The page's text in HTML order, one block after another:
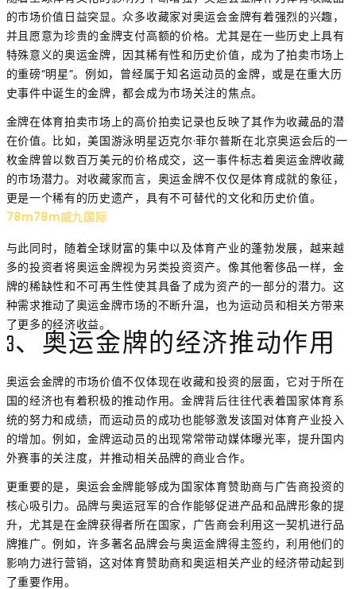
的市场价值日益突显。众多收藏家对奥运会金牌有着强烈的兴趣，
并且愿意为珍贵的金牌支付高额的价格。尤其是在一些历史上具有
特殊意义的奥运金牌，因其稀有性和历史价值，成为了拍卖市场上
的重磅“明星”。例如，曾经属于知名运动员的金牌，或是在重大历
史事件中诞生的金牌，都会成为市场关注的焦点。
金牌在体育拍卖市场上的高价拍卖记录也反映了其作为收藏品的潜
在价值。比如，美国游泳明星迈克尔·菲尔普斯在北京奥运会后的一
枚金牌曾以数百万美元的价格成交，这一事件标志着奥运金牌收藏
的市场潜力。对收藏家而言，奥运金牌不仅仅是体育成就的象征，
更是一个稀有的历史遗产，具有不可替代的文化和历史价值。
78m78m威九国际
与此同时，随着全球财富的集中以及体育产业的蓬勃发展，越来越
多的投资者将奥运金牌视为另类投资资产。像其他奢侈品一样，金
牌的稀缺性和不可再生性使其具备了成为资产的一部分的潜力。这
种需求推动了奥运金牌市场的不断升温，也为运动员和相关方带来
了更多的经济收益。
3、奥运金牌的经济推动作用
奥运会金牌的市场价值不仅体现在收藏和投资的层面，它对于所在
国的经济也有着积极的推动作用。金牌背后往往代表着国家体育系
统的努力和成绩，而运动员的成功也能够激发该国对体育产业投入
的增加。例如，金牌运动员的出现常常带动媒体曝光率，提升国内
外赛事的关注度，并推动相关品牌的商业合作。
更重要的是，奥运会金牌能够成为国家体育赞助商与广告商投资的
核心吸引力。品牌与奥运冠军的合作能够促进产品和品牌形象的提
升，尤其是在金牌获得者所在国家，广告商会利用这一契机进行品
牌推广。例如，许多著名品牌会与奥运金牌得主签约，利用他们的
影响力进行营销，这对体育赞助商和奥运相关产业的经济带动起到
了重要作用。